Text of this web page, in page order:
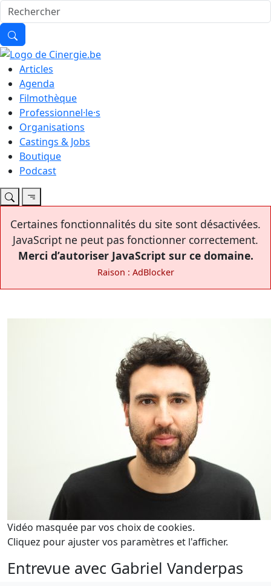
Articles
Agenda
Filmothèque
Professionnel·le·s
Organisations
Castings & Jobs
Boutique
Podcast
Certaines fonctionnalités du site sont désactivées.
JavaScript ne peut pas fonctionner correctement.
Merci d’autoriser JavaScript sur ce domaine.
Raison : AdBlocker
Vidéo masquée par vos choix de cookies.
Cliquez pour ajuster vos paramètres et l'afficher.
Entrevue avec Gabriel Vanderpas